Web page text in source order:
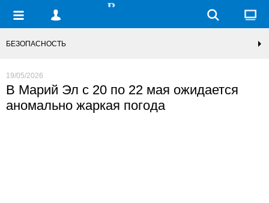
БЕЗОПАСНОСТЬ
19/05/2026
В Марий Эл с 20 по 22 мая ожидается
аномально жаркая погода